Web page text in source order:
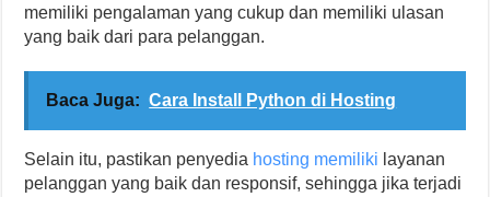
memiliki pengalaman yang cukup dan memiliki ulasan
yang baik dari para pelanggan.
Baca Juga: Cara Install Python di Hosting
Selain itu, pastikan penyedia hosting memiliki layanan
pelanggan yang baik dan responsif, sehingga jika terjadi